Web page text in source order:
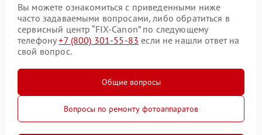
Вы можете ознакомиться с приведенными ниже
часто задаваемыми вопросами, либо обратиться в
сервисный центр “FIX-Canon” по следующему
телефону+7 (800) 301-55-83 если не нашли ответ на
свой вопрос.
Общие вопросы
Вопросы по ремонту фотоаппаратов